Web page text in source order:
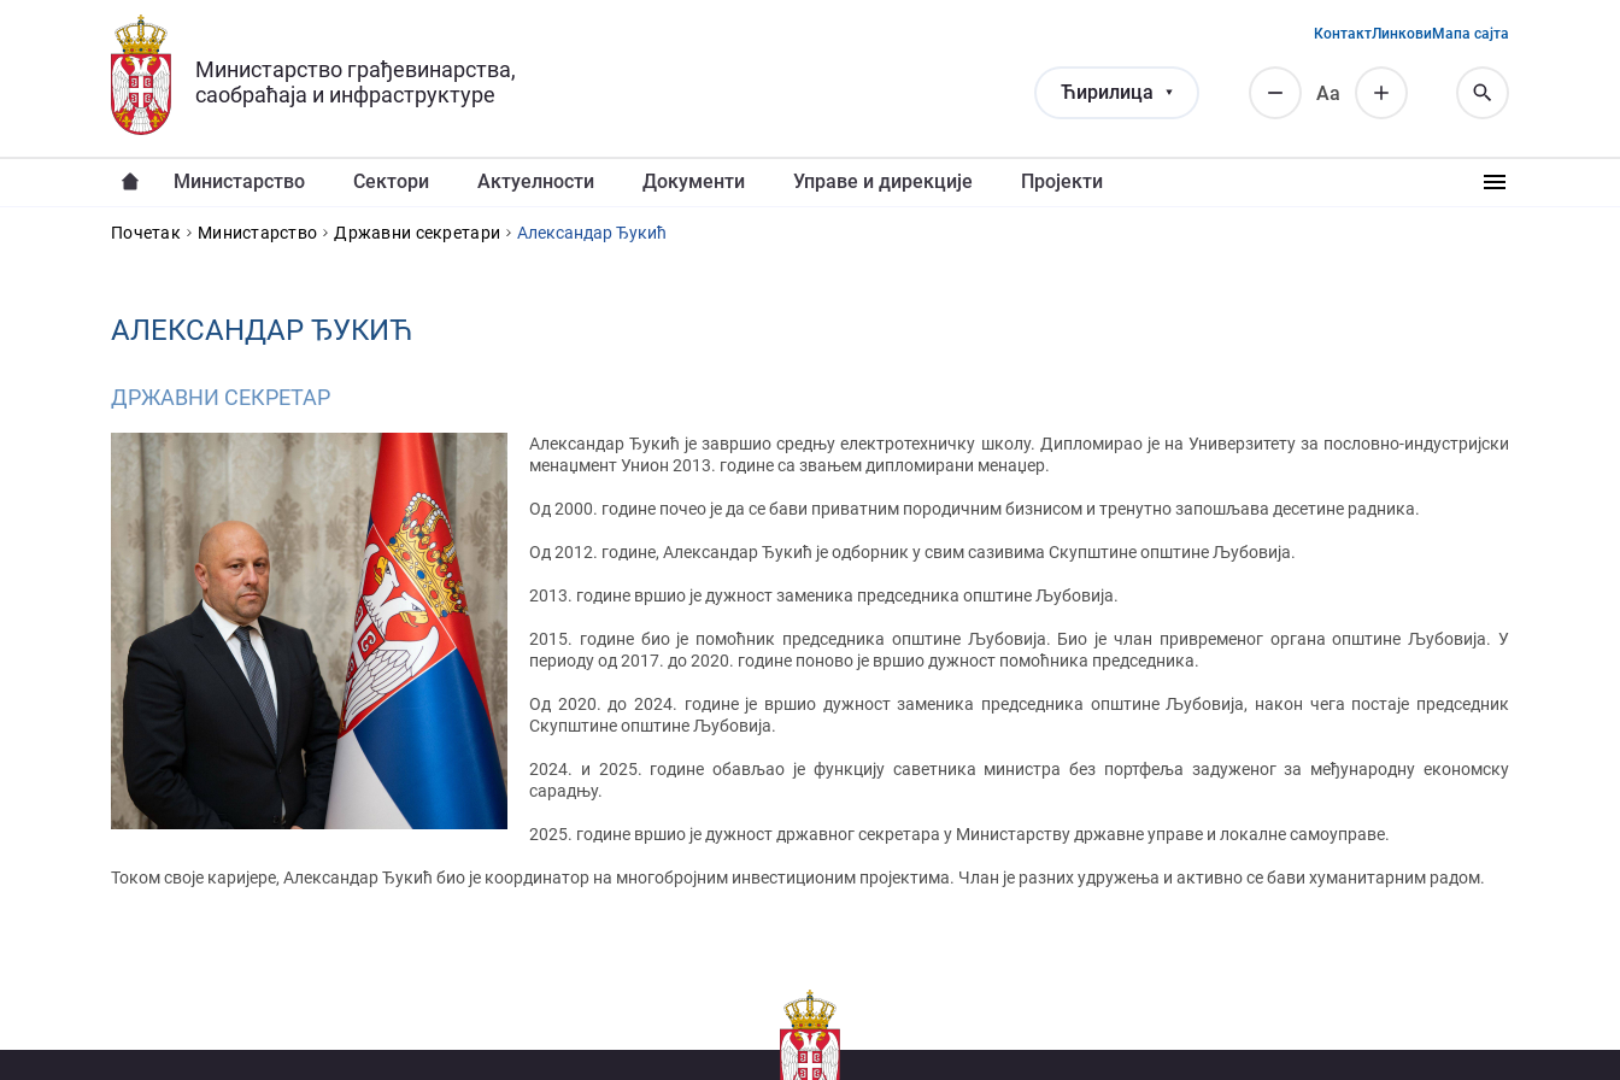
Прескочи на главни део садржаја
Министарство грађевинарства,
саобраћаја и инфраструктуре
Ћирилица Аа
КонтактЛинковиМапа сајта
Министарство Сектори Актуелности Документи Управе и дирекције Пројекти
YOU ARE HERE
Почетак Министарство Државни секретари Александар Ђукић
АЛЕКСАНДАР ЂУКИЋ
ДРЖАВНИ СЕКРЕТАР
Александар Ђукић је завршио средњу електротехничку школу. Дипломирао је на Универзитету за пословно-индустријски
менаџмент Унион 2013. године са звањем дипломирани менаџер.
Од 2000. године почео је да се бави приватним породичним бизнисом и тренутно запошљава десетине радника.
Од 2012. године, Александар Ђукић је одборник у свим сазивима Скупштине општине Љубовија.
2013. године вршио је дужност заменика председника општине Љубовија.
2015. године био је помоћник председника општине Љубовија. Био је члан привременог органа општине Љубовија. У
периоду од 2017. до 2020. године поново је вршио дужност помоћника председника.
Од 2020. до 2024. године је вршио дужност заменика председника општине Љубовија, након чега постаје председник
Скупштине општине Љубовија.
2024. и 2025. године обављао је функцију саветника министра без портфеља задуженог за међународну економску
сарадњу.
2025. године вршио је дужност државног секретара у Министарству државне управе и локалне самоуправе.
Током своје каријере, Александар Ђукић био је координатор на многобројним инвестиционим пројектима. Члан је разних удружења и активно се бави хуманитарним радом.